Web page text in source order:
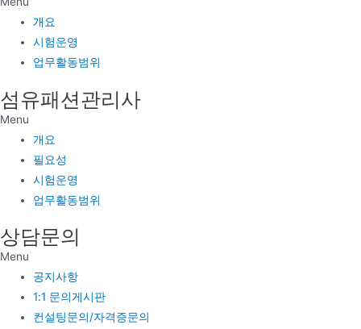
개요
시험운영
업무활동범위
섬유패션관리사
Menu
개요
필요성
시험운영
업무활동범위
상담문의
Menu
공지사항
1:1 문의게시판
컨설팅문의/자격증문의